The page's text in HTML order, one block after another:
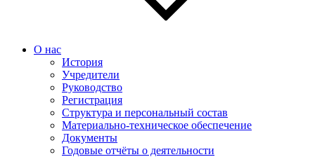
О нас
История
Учредители
Руководство
Регистрация
Структура и персональный состав
Материально-техническое обеспечение
Документы
Годовые отчёты о деятельности